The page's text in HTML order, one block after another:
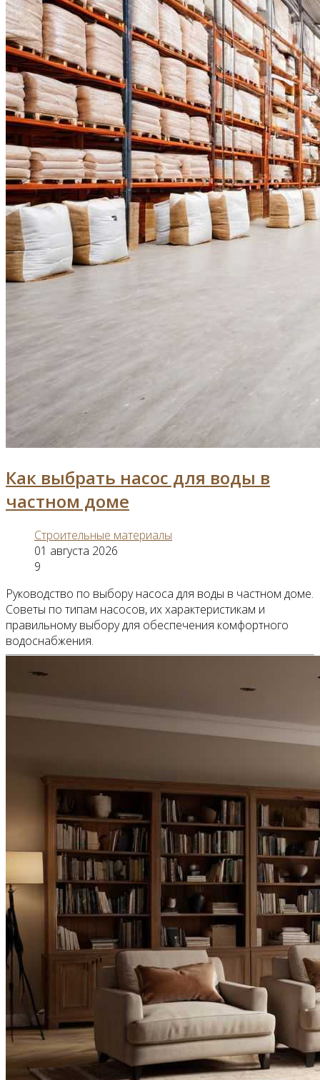
Как выбрать насос для воды в
частном доме
Строительные материалы
01 августа 2026
9
Руководство по выбору насоса для воды в частном доме.
Советы по типам насосов, их характеристикам и
правильному выбору для обеспечения комфортного
водоснабжения.